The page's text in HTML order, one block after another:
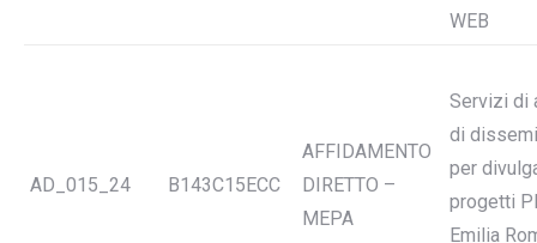
WEB
AD_015_24 B143C15ECC
AFFIDAMENTO
DIRETTO –
MEPA
Servizi di
di
per
progetti
Emilia